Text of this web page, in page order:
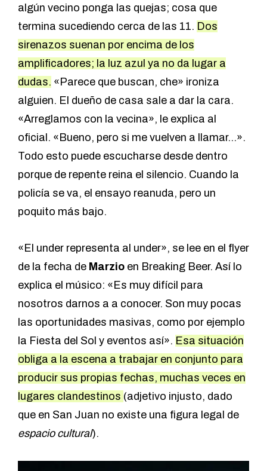
algún vecino ponga las quejas; cosa que
termina sucediendo cerca de las 11. Dos
sirenazos suenan por encima de los
amplificadores; la luz azul ya no da lugar a
dudas. «Parece que buscan, che» ironiza
alguien. El dueño de casa sale a dar la cara.
«Arreglamos con la vecina», le explica al
oficial. «Bueno, pero si me vuelven a llamar…».
Todo esto puede escucharse desde dentro
porque de repente reina el silencio. Cuando la
policía se va, el ensayo reanuda, pero un
poquito más bajo.
«El under representa al under», se lee en el flyer
de la fecha de Marzio en Breaking Beer. Así lo
explica el músico: «Es muy difícil para
nosotros darnos a a conocer. Son muy pocas
las oportunidades masivas, como por ejemplo
la Fiesta del Sol y eventos así». Esa situación
obliga a la escena a trabajar en conjunto para
producir sus propias fechas, muchas veces en
lugares clandestinos (adjetivo injusto, dado
que en San Juan no existe una figura legal de
espacio cultural).